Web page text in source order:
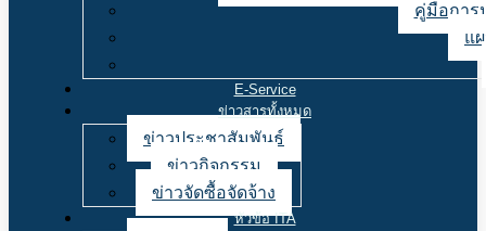
คู่มือการ
แ
E-Service
ข่าวสารทั้งหมด
ข่าวประชาสัมพันธ์
ข่าวกิจกรรม
ข่าวจัดซื้อจัดจ้าง
หัวข้อ ITA